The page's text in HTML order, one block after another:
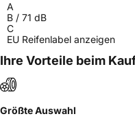
A
B / 71 dB
C
EU Reifenlabel anzeigen
Ihre Vorteile beim
Größte Auswahl